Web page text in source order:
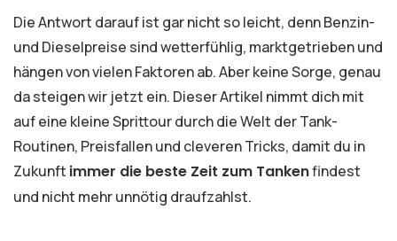
Die Antwort darauf ist gar nicht so leicht, denn Benzin-
und Dieselpreise sind wetterfühlig, marktgetrieben und
hängen von vielen Faktoren ab. Aber keine Sorge, genau
da steigen wir jetzt ein. Dieser Artikel nimmt dich mit
auf eine kleine Sprittour durch die Welt der Tank-
Routinen, Preisfallen und cleveren Tricks, damit du in
Zukunft immer die beste Zeit zum Tankenfindest
und nicht mehr unnötig draufzahlst.